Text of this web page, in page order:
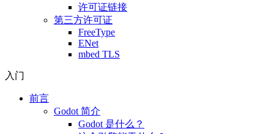
许可证链接
第三方许可证
FreeType
ENet
mbed TLS
入门
前言
Godot 简介
Godot 是什么？